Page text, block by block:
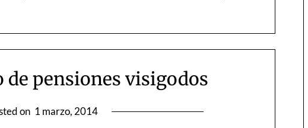
de pensiones visigodos
on 1 marzo, 2014